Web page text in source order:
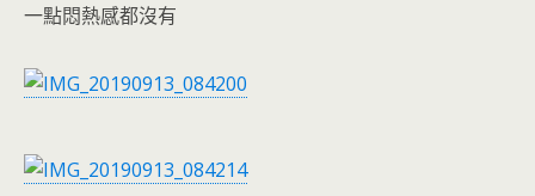
一點悶熱感都沒有